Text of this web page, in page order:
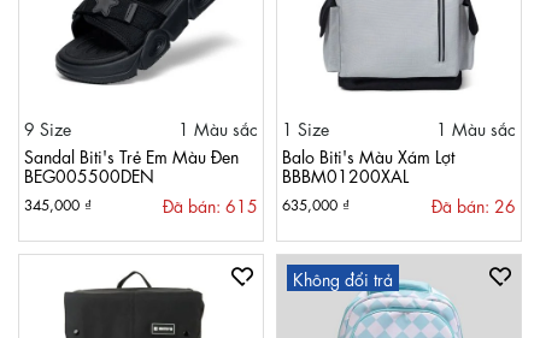
9 Size
1 Màu sắc
Sandal Biti's Trẻ Em Màu Đen
BEG005500DEN
345,000 ₫ Đã bán: 615
1 Size
1 Màu sắc
Balo Biti's Màu Xám Lợt
BBBM01200XAL
635,000 ₫ Đã bán: 26
Không đổi trả